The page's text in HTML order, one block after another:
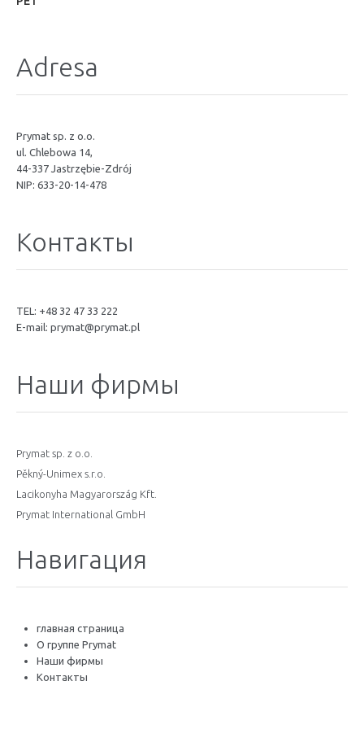
Adresa
Prymat sp. z o.o.
ul. Chlebowa 14,
44-337 Jastrzębie-Zdrój
NIP: 633-20-14-478
Контакты
TEL: +48 32 47 33 222
E-mail: prymat@prymat.pl
Наши фирмы
Prymat sp. z o.o.
Pěkný-Unimex s.r.o.
Lacikonyha Magyarország Kft.
Prymat International GmbH
Навигация
главная страница
O группе Prymat
Наши фирмы
Контакты